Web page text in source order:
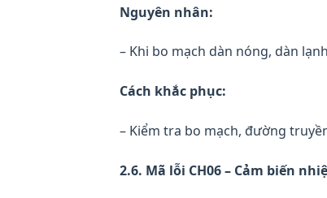
Nguyên nhân:
– Khi bo mạch dàn nóng, dàn
Cách khắc phục:
– Kiểm tra bo mạch, đường
2.6. Mã lỗi CH06 – Cảm biến